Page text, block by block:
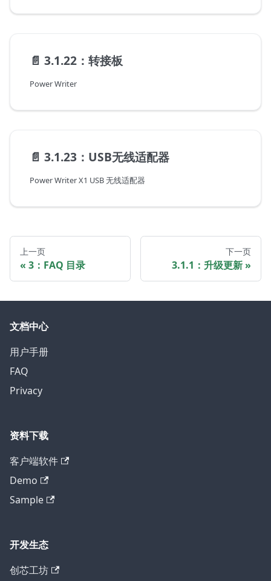
📄️ 3.1.22：转接板
Power Writer
📄️ 3.1.23：USB无线适配器
Power Writer X1 USB 无线适配器
上一页
3：FAQ 目录
下一页
3.1.1：升级更新
文档中心
用户手册
FAQ
Privacy
资料下载
客户端软件
Demo
Sample
开发生态
创芯工坊